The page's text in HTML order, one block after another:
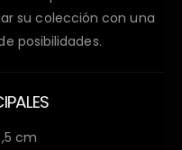
su colección con una
posibilidades.
cm